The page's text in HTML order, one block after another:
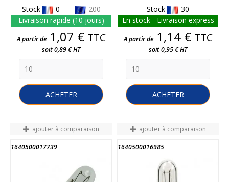
Stock 0 -
200
Livraison rapide (10 jours)
Prix
A partir de 1,07 € TTC
soit 0,89 € HT
ACHETER
Stock
30
En stock - Livraison express
Prix
A partir de 1,14 € TTC
soit 0,95 € HT
ACHETER
ajouter à comparaison
1640500017739
ajouter à comparaison
1640500016985
FIN DE STOCK